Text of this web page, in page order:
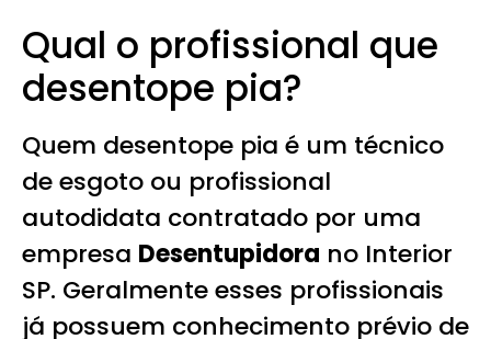
Qual o profissional que
desentope pia?
Quem desentope pia é um técnico
de esgoto ou profissional
autodidata contratado por uma
empresa Desentupidora no Interior
SP. Geralmente esses profissionais
já possuem conhecimento prévio de